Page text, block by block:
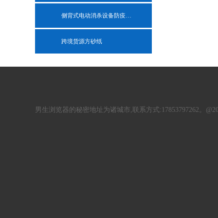
侧背式电动消杀设备防疫雾化机
跨境货源方砂纸
男生浏览器的秘密地址为诸城市,联系方式:17853797262。